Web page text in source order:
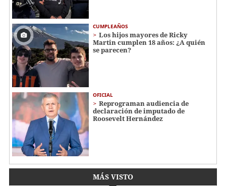
CUMPLEAÑOS
Los hijos mayores de Ricky
Martin cumplen 18 años: ¿A quién
se parecen?
OFICIAL
Reprograman audiencia de
declaración de imputado de
Roosevelt Hernández
MÁS VISTO